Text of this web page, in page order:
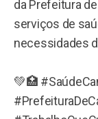
da Prefeitura
serviços de
necessidades
💚🏥